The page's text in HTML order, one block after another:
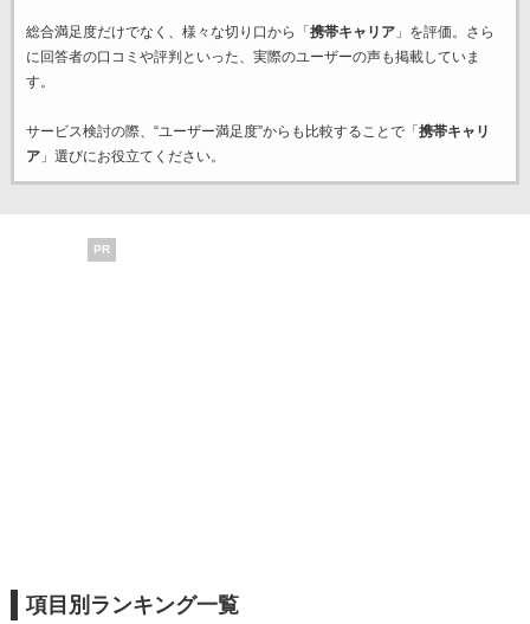
総合満足度だけでなく、様々な切り口から「 携帯キャリア」を評価。さら
に回答者の口コミや評判といった、実際のユーザーの声も掲載していま
す。
サービス検討の際、“ユーザー満足度”からも比較することで「 携帯キャリ
ア」選びにお役立てください。
PR
項目別ランキング一覧